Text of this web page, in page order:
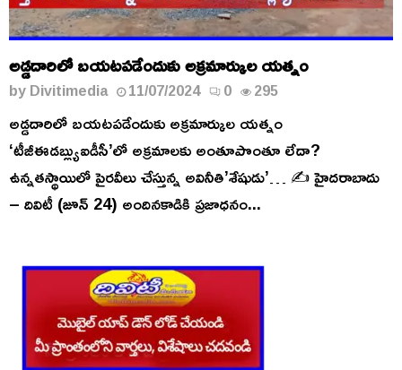
అడ్డదారిలో బయటపడేందుకు అక్రమార్కుల యత్నం
byDivitimedia 11/07/2024 0 295
అడ్డదారిలో బయటపడేందుకు అక్రమార్కుల యత్నం
‘టీజీఈడబ్ల్యుఐడీసీ’లో అక్రమాలకు అంతూపొంతూ లేదా?
ఉన్నతస్థాయిలో పైరవీలు చేస్తున్న అవినీతి’శేషుడు’… ✍️ హైదరాబాదు
– దివిటీ (జూన్ 24) అందినకాడికి ప్రజాధనం...